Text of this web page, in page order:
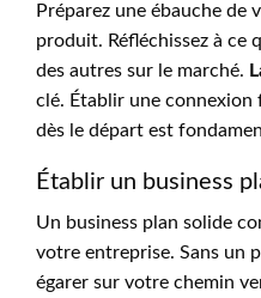
Préparez une ébauche de
produit. Réfléchissez à ce
des autres sur le marché.
clé. Établir une
dès le départ est
Établir un business
Un business plan solide
votre entreprise. Sans un
égarer sur votre chemin